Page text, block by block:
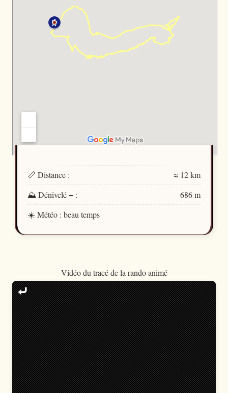
📏 Distance :
≈ 12 km
⛰️ Dénivelé + :
686 m
☀️ Météo : beau temps
Vidéo du tracé de la rando animé